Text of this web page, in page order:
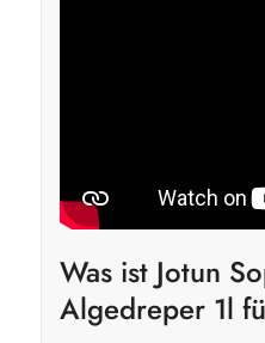
Was ist Jotun
Algedreper 1l